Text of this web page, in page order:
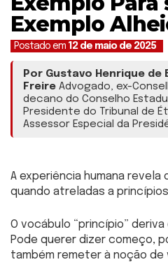
Exemplo
Postado em 12 de maio de 2025
Por Gustavo Henrique de
Freire Advogado, ex-
decano do Conselho
Presidente do Tribunal de
Assessor Especial da
A experiência humana revela
quando atreladas a
O vocábulo “princípio” deriva
Pode querer dizer começo,
também remeter à noção de